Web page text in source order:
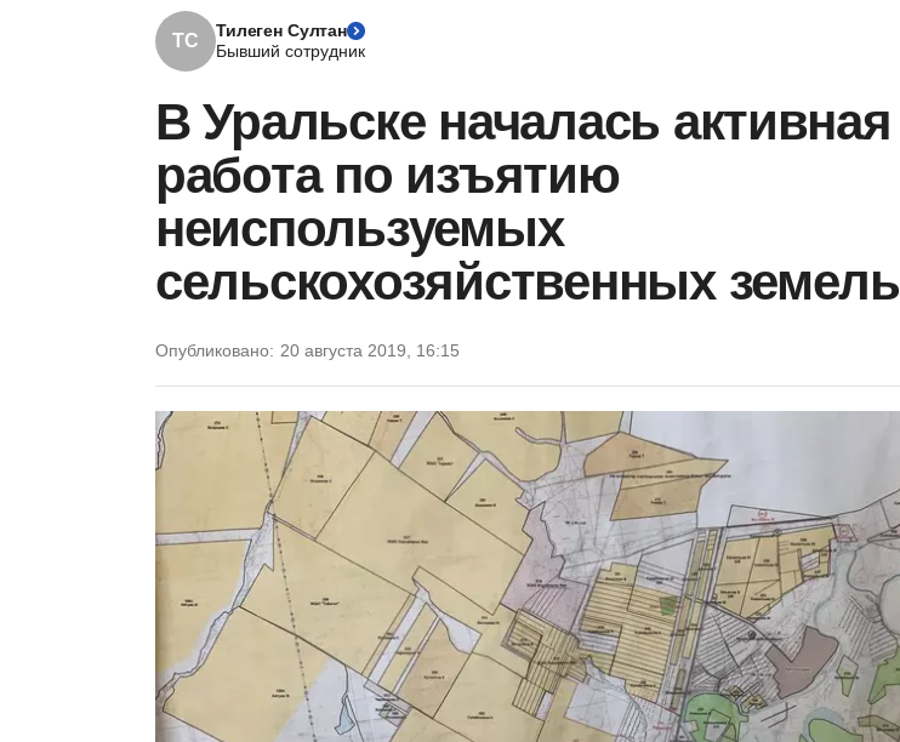
ТС
Тилеген Султан
Бывший сотрудник
В Уральске началась активная
работа по изъятию
неиспользуемых
сельскохозяйственных земель
Опубликовано: 20 августа 2019, 16:15